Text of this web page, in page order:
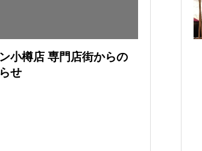
小樽店 専門店街からの
せ